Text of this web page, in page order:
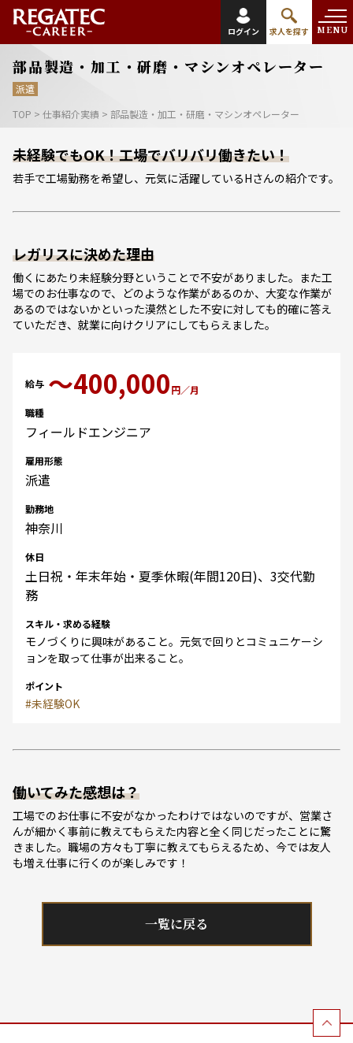
ログイン 求人を探す MENU
部品製造・加工・研磨・マシンオペレーター
派遣
TOP > 仕事紹介実績 > 部品製造・加工・研磨・マシンオペレーター
未経験でもOK！工場でバリバリ働きたい！
若手で工場勤務を希望し、元気に活躍しているHさんの紹介です。
レガリスに決めた理由
働くにあたり未経験分野ということで不安がありました。また工
場でのお仕事なので、どのような作業があるのか、大変な作業が
あるのではないかといった漠然とした不安に対しても的確に答え
ていただき、就業に向けクリアにしてもらえました。
給与 〜400,000円／月
職種
フィールドエンジニア
雇用形態
派遣
勤務地
神奈川
休日
土日祝・年末年始・夏季休暇(年間120日)、3交代勤
務
スキル・求める経験
モノづくりに興味があること。元気で回りとコミュニケーシ
ョンを取って仕事が出来ること。
ポイント
#未経験OK
働いてみた感想は？
工場でのお仕事に不安がなかったわけではないのですが、営業さ
んが細かく事前に教えてもらえた内容と全く同じだったことに驚
きました。職場の方々も丁寧に教えてもらえるため、今では友人
も増え仕事に行くのが楽しみです！
一覧に戻る